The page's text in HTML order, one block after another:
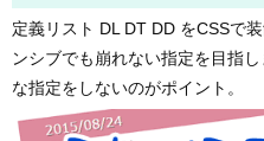
定義リスト DL DT DD をCSSで
ンシブでも崩れない指定を目指
な指定をしないのがポイント。